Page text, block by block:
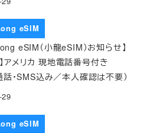
eSIM
eSIM（小龍eSIM）お知らせ】
アメリカ 現地電話番号付き
話・SMS込み／本人確認は不要）
eSIM